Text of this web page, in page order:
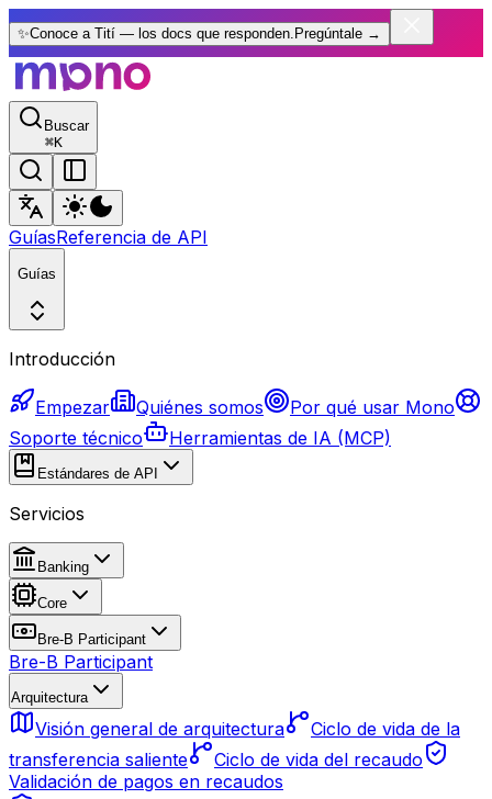
✨Conoce a Tití — los docs que responden. Pregúntale →
Buscar
⌘K
GuíasReferencia de API
Guías
Introducción
Empezar Quiénes somos
Por qué usar Mono
Soporte técnico
Herramientas de IA (MCP)
Estándares de API
Servicios
Banking
Core
Bre-B Participant
Bre-B Participant
Arquitectura
Visión general de arquitectura
Ciclo de vida de la
transferencia saliente
Ciclo de vida del recaudo
Validación de pagos en recaudos